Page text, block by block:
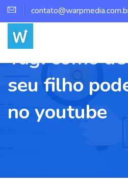
Tag:como
seu filho
no youtube